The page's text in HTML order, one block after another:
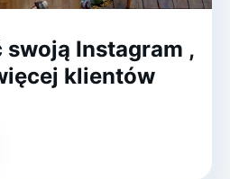
Instagram ,
klientów